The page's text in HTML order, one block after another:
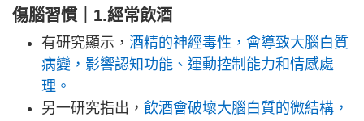
傷腦習慣｜1.經常飲酒
有研究顯示， 酒精的神經毒性，會導致大腦白質
病變，影響認知功能、運動控制能力和情感處
理。
另一研究指出， 飲酒會破壞大腦白質的微結構，